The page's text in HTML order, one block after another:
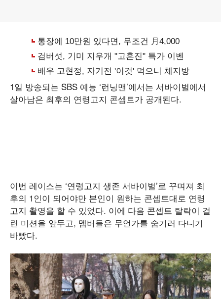
1일 방송되는 SBS 예능 ‘런닝맨’에서는 서바이벌에서
살아남은 최후의 연령고지 콘셉트가 공개된다.
이번 레이스는 ‘연령고지 생존 서바이벌’로 꾸며져 최
후의 1인이 되어야만 본인이 원하는 콘셉트대로 연령
고지 촬영을 할 수 있었다. 이에 다음 콘셉트 탈락이 걸
린 미션을 앞두고, 멤버들은 무언가를 숨기러 다니기
바빴다.